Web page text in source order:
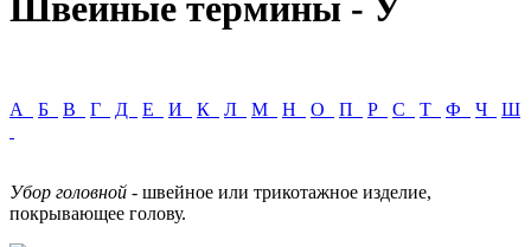
Швейные термины - У
А Б В Г Д Е И К Л М Н О П Р С Т Ф Ч Ш
Убор головной - швейное или трикотажное изделие,
покрывающее голову.